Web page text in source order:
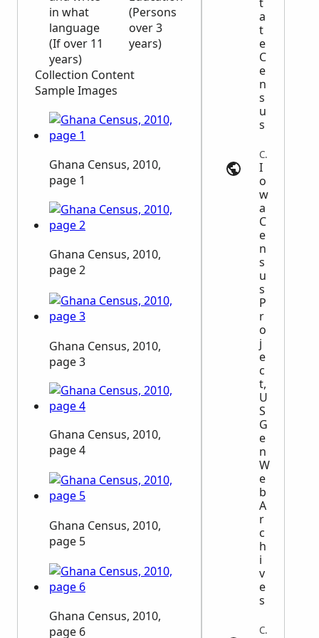
in what
language
(If over 11
years)
(Persons
over 3
years)
Collection Content
Sample Images
Ghana Census, 2010,
page 1
Ghana Census, 2010,
page 2
Ghana Census, 2010,
page 3
Ghana Census, 2010,
page 4
Ghana Census, 2010,
page 5
Ghana Census, 2010,
page 6
a
t
e
C
e
n
s
u
s
Census | usgwarchives.net
I
o
w
a
C
e
n
s
u
s
P
r
o
j
e
c
t,
U
S
G
e
n
W
e
b
A
r
c
h
i
v
e
s
Census | 1950census.archives.gov